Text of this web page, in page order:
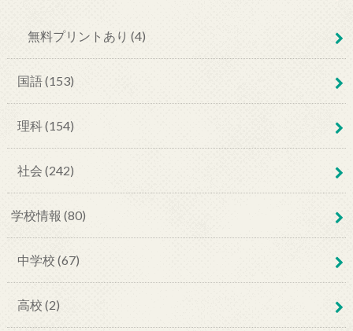
無料プリントあり (4)
国語 (153)
理科 (154)
社会 (242)
学校情報 (80)
中学校 (67)
高校 (2)